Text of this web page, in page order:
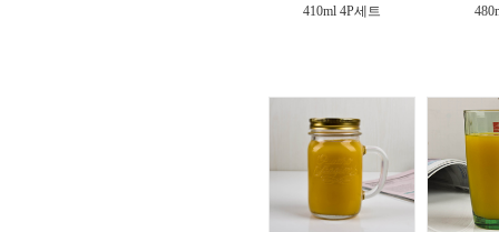
410ml 4P세트